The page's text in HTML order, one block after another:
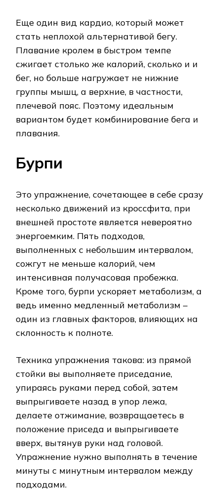
Еще один вид кардио, который может
стать неплохой альтернативой бегу.
Плавание кролем в быстром темпе
сжигает столько же калорий, сколько и и
бег, но больше нагружает не нижние
группы мышц, а верхние, в частности,
плечевой пояс. Поэтому идеальным
вариантом будет комбинирование бега и
плавания.
Бурпи
Это упражнение, сочетающее в себе сразу
несколько движений из кроссфита, при
внешней простоте является невероятно
энергоемким. Пять подходов,
выполненных с небольшим интервалом,
сожгут не меньше калорий, чем
интенсивная получасовая пробежка.
Кроме того, бурпи ускоряет метаболизм, а
ведь именно медленный метаболизм –
один из главных факторов, влияющих на
склонность к полноте.
Техника упражнения такова: из прямой
стойки вы выполняете приседание,
упираясь руками перед собой, затем
выпрыгиваете назад в упор лежа,
делаете отжимание, возвращаетесь в
положение приседа и выпрыгиваете
вверх, вытянув руки над головой.
Упражнение нужно выполнять в течение
минуты с минутным интервалом между
подходами.